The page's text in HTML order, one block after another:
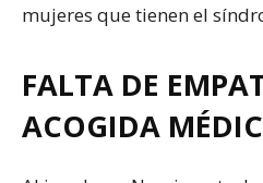
mujeres que tienen el
FALTA DE
ACOGIDA